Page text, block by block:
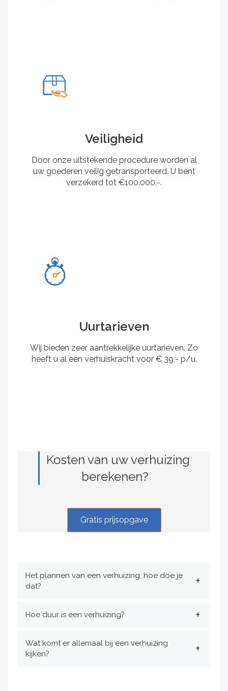
Veiligheid
Door onze uitstekende procedure worden al
uw goederen veilig getransporteerd. U bent
verzekerd tot €100.000,-.
Uurtarieven
Wij bieden zeer aantrekkelijke uurtarieven. Zo
heeft u al een verhuiskracht voor € 39,- p/u.
Kosten van uw verhuizing
berekenen?
Gratis prijsopgave
Het plannen van een verhuizing, hoe doe je
dat?
Hoe duur is een verhuizing?
Wat komt er allemaal bij een verhuizing
kijken?